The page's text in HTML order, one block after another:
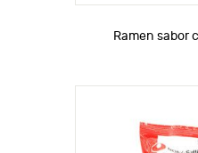
Ramen sabor